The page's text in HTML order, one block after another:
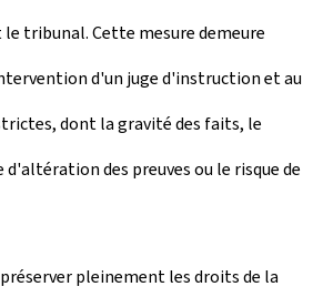
tribunal. Cette mesure demeure
d'un juge d'instruction et au
dont la gravité des faits, le
d'altération des preuves ou le risque de
pleinement les droits de la